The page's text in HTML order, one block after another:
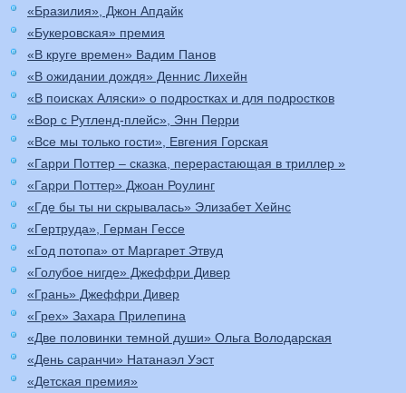
«Бразилия», Джон Апдайк
«Букеровская» премия
«В круге времен» Вадим Панов
«В ожидании дождя» Деннис Лихейн
«В поисках Аляски» о подростках и для подростков
«Вор с Рутленд-плейс», Энн Перри
«Все мы только гости», Евгения Горская
«Гарри Поттер – сказка, перерастающая в триллер »
«Гарри Поттер» Джоан Роулинг
«Где бы ты ни скрывалась» Элизабет Хейнс
«Гертруда», Герман Гессе
«Год потопа» от Маргарет Этвуд
«Голубое нигде» Джеффри Дивер
«Грань» Джеффри Дивер
«Грех» Захара Прилепина
«Две половинки темной души» Ольга Володарская
«День саранчи» Натанаэл Уэст
«Детская премия»